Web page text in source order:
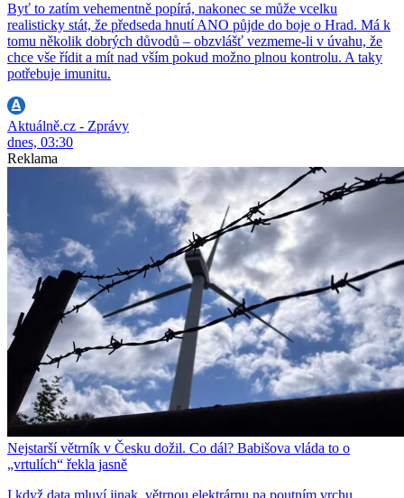
Byť to zatím vehementně popírá, nakonec se může vcelku
realisticky stát, že předseda hnutí ANO půjde do boje o Hrad. Má k
tomu několik dobrých důvodů – obzvlášť vezmeme-li v úvahu, že
chce vše řídit a mít nad vším pokud možno plnou kontrolu. A taky
potřebuje imunitu.
Aktuálně.cz - Zprávy
dnes, 03:30
Reklama
Nejstarší větrník v Česku dožil. Co dál? Babišova vláda to o
„vrtulích“ řekla jasně